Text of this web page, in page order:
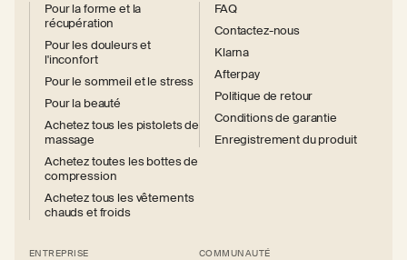
Pour la forme et la
récupération
Pour les douleurs et
l'inconfort
Pour le sommeil et le stress
Pour la beauté
Achetez tous les pistolets de
massage
Achetez toutes les bottes de
compression
Achetez tous les vêtements
chauds et froids
FAQ
Contactez-nous
Klarna
Afterpay
Politique de retour
Conditions de garantie
Enregistrement du produit
ENTREPRISE COMMUNAUTÉ